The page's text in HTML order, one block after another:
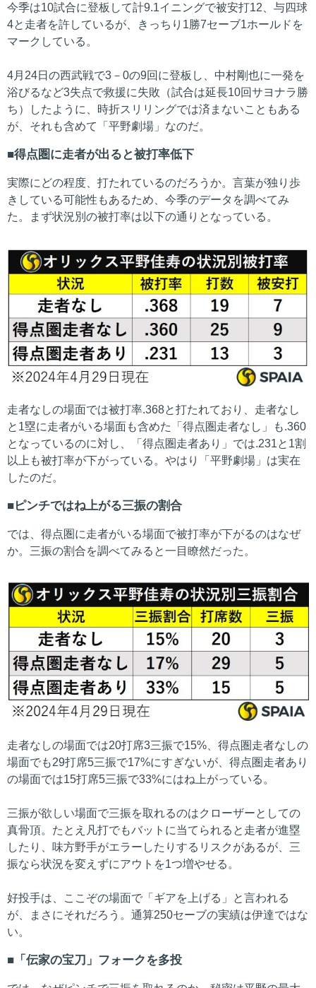
今季は10試合に登板して計9.1イニングで被安打12、与四球
4と走者を許しているが、きっちり1勝7セーブ1ホールドを
マークしている。
4月24日の西武戦で3－0の9回に登板し、中村剛也に一発を
浴びるなど3失点で救援に失敗（試合は延長10回サヨナラ勝
ち）したように、時折スリリングでは済まないこともある
が、それも含めて「平野劇場」なのだ。
得点圏に走者が出ると被打率低下
実際にどの程度、打たれているのだろうか。言葉が独り歩
きしている可能性もあるため、今季のデータを調べてみ
た。まず状況別の被打率は以下の通りとなっている。
走者なしの場面では被打率.368と打たれており、走者なし
と1塁に走者がいる場面も含めた「得点圏走者なし」も.360
となっているのに対し、「得点圏走者あり」では.231と1割
以上も被打率が下がっている。やはり「平野劇場」は実在
したのだ。
ピンチではね上がる三振の割合
では、得点圏に走者がいる場面で被打率が下がるのはなぜ
か。三振の割合を調べてみると一目瞭然だった。
走者なしの場面では20打席3三振で15%、得点圏走者なしの
場面でも29打席5三振で17%にすぎないが、得点圏走者あり
の場面では15打席5三振で33%にはね上がっている。
三振が欲しい場面で三振を取れるのはクローザーとしての
真骨頂。たとえ凡打でもバットに当てられると走者が進塁
したり、味方野手がエラーしたりするリスクがあるが、三
振なら状況を変えずにアウトを1つ増やせる。
好投手は、ここぞの場面で「ギアを上げる」と言われる
が、まさにそれだろう。通算250セーブの実績は伊達ではな
い。
「伝家の宝刀」フォークを多投